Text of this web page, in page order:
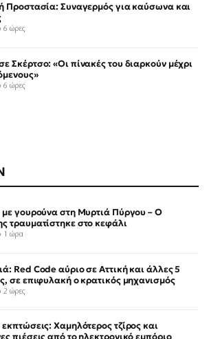
με γουρούνα στη Μυρτιά Πύργου – Ο
τραυματίστηκε στο κεφάλι
1 ώρα
Red Code αύριο σε Αττική και άλλες 5
σε επιφυλακή ο κρατικός μηχανισμός
2 ώρες
Χαμηλότερος τζίρος και
Προστασία: Συναγερμός για καύσωνα και
6 ώρες
Σκέρτσο: «Οι πίνακές του διαρκούν μέχρι
6 ώρες